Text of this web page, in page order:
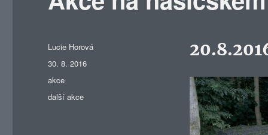
Autor:
Lucie Horová
Publikováno:
30. 8. 2016
Rubriky:
akce
Štítky:
další akce